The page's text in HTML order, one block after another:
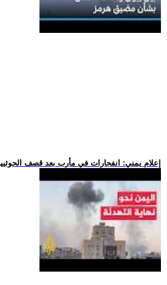
.. إعلام يمني: انفجارات في مأرب بعد قصف